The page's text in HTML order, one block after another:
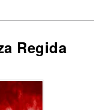
Regida